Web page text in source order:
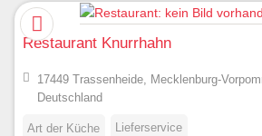
Restaurant Knurrhahn
17449 Trassenheide, Mecklenburg-
Deutschland
Art der Küche Lieferservice